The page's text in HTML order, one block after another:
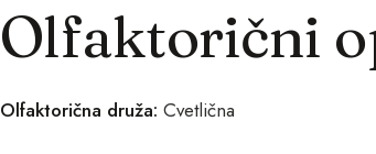
Olfaktorični
Olfaktorična druža: Cvetlična